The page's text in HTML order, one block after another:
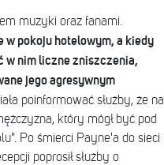
muzyki oraz fanami.
w pokoju hotelowym, a kiedy
w nim liczne zniszczenia,
jego agresywnym
poinformować służby, że na
który mógł być pod
Po śmierci Payne'a do sieci
poprosił służby o